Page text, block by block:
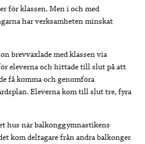
för klassen. Men i och med
har verksamheten minskat
brevväxlade med klassen via
eleverna och hittade till slut på att
få komma och genomföra
Eleverna kom till slut tre, fyra
hus när balkonggymnastikens
kom deltagare från andra balkonger